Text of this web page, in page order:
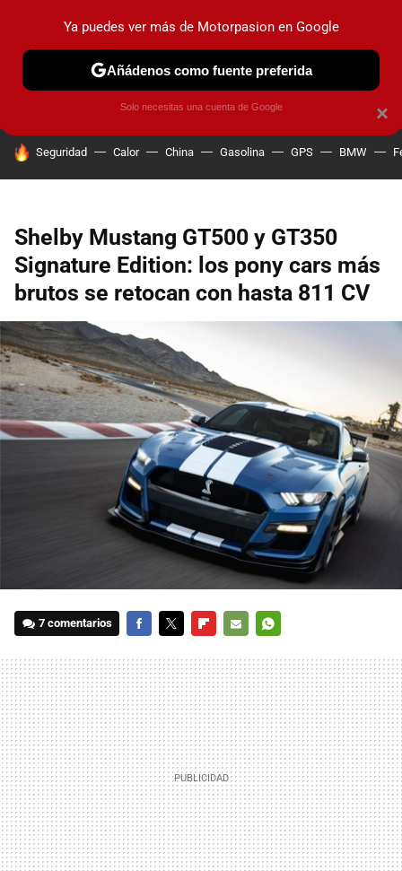
PRUEBAS COCHES ELÉCTRICOS OBSERVATORIO
HOY SE HABLA DE
Seguridad Calor China Gasolina GPS BMW
Shelby Mustang GT500 y GT350
Signature Edition: los pony cars más
brutos se retocan con hasta 811 CV
7 comentarios
MAIL
×
Ya puedes ver más de Motorpasion en Google
Añádenos como fuente preferida
Solo necesitas una cuenta de Google